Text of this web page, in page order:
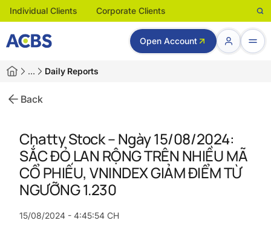
Individual Clients Corporate Clients
Open Account
… Daily Reports
Back
Chatty Stock – Ngày 15/08/2024:
SẮC ĐỎ LAN RỘNG TRÊN NHIỀU MÃ
CỔ PHIẾU, VNINDEX GIẢM ĐIỂM TỪ
NGƯỠNG 1.230
15/08/2024 - 4:45:54 CH